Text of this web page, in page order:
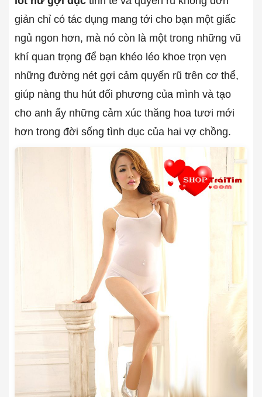
giản chỉ có tác dụng mang tới cho bạn một giấc
ngủ ngon hơn, mà nó còn là một trong những vũ
khí quan trọng để bạn khéo léo khoe trọn vẹn
những đường nét gợi cảm quyến rũ trên cơ thể,
giúp nàng thu hút đối phương của mình và tạo
cho anh ấy những cảm xúc thăng hoa tươi mới
hơn trong đời sống tình dục của hai vợ chồng.